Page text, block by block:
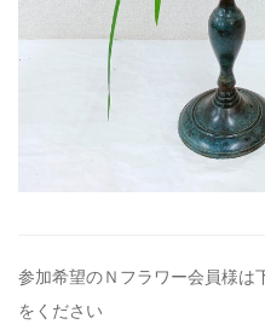
参加希望のＮフラワー会員様は
を ください